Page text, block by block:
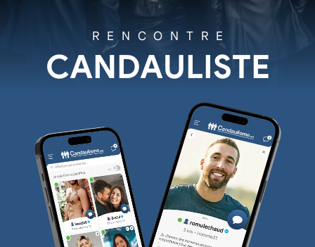
RENCONTRE
CANDAULISTE